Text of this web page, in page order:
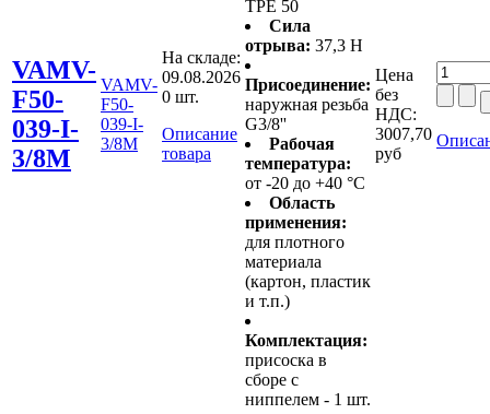
VAMV-
F50-
039-I-
3/8M
VAMV-
F50-
039-I-
3/8M
На складе:
09.08.2026
0 шт.
Описание
товара
TPE 50
Сила
отрыва: 37,3 Н
Присоединение:
наружная резьба
G3/8''
Рабочая
температура:
от -20 до +40 °C
Область
применения:
для плотного
материала
(картон, пластик
и т.п.)
Комплектация:
присоска в
сборе с
ниппелем - 1 шт.
Цена
без
НДС:
3007,70
руб